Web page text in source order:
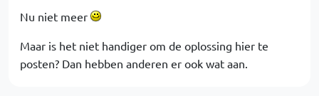
Nu niet meer
Maar is het niet handiger om de oplossing hier te
posten? Dan hebben anderen er ook wat aan.